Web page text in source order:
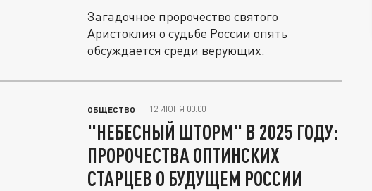
Загадочное пророчество святого
Аристоклия о судьбе России опять
обсуждается среди верующих.
ОБЩЕСТВО 12 ИЮНЯ 00:00
"НЕБЕСНЫЙ ШТОРМ" В 2025 ГОДУ:
ПРОРОЧЕСТВА ОПТИНСКИХ
СТАРЦЕВ О БУДУЩЕМ РОССИИ